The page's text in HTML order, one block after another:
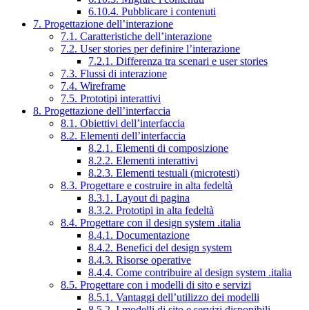
6.10.4. Pubblicare i contenuti
7. Progettazione dell’interazione
7.1. Caratteristiche dell’interazione
7.2. User stories per definire l’interazione
7.2.1. Differenza tra scenari e user stories
7.3. Flussi di interazione
7.4. Wireframe
7.5. Prototipi interattivi
8. Progettazione dell’interfaccia
8.1. Obiettivi dell’interfaccia
8.2. Elementi dell’interfaccia
8.2.1. Elementi di composizione
8.2.2. Elementi interattivi
8.2.3. Elementi testuali (microtesti)
8.3. Progettare e costruire in alta fedeltà
8.3.1. Layout di pagina
8.3.2. Prototipi in alta fedeltà
8.4. Progettare con il design system .italia
8.4.1. Documentazione
8.4.2. Benefici del design system
8.4.3. Risorse operative
8.4.4. Come contribuire al design system .italia
8.5. Progettare con i modelli di sito e servizi
8.5.1. Vantaggi dell’utilizzo dei modelli